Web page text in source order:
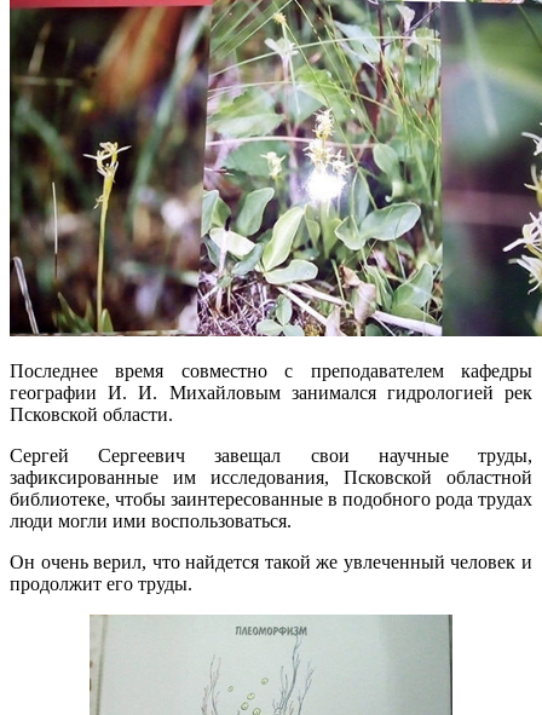
Последнее время совместно с преподавателем кафедры
географии И. И. Михайловым занимался гидрологией рек
Псковской области.
Сергей Сергеевич завещал свои научные труды,
зафиксированные им исследования, Псковской областной
библиотеке, чтобы заинтересованные в подобного рода трудах
люди могли ими воспользоваться.
Он очень верил, что найдется такой же увлеченный человек и
продолжит его труды.